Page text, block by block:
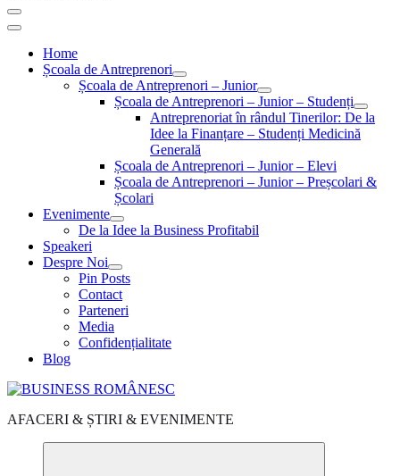
Home
Școala de Antreprenori
Școala de Antreprenori – Junior
Școala de Antreprenori – Junior – Studenți
Antreprenoriat în rândul Tinerilor: De la
Idee la Finanțare – Studenți Medicină
Generală
Școala de Antreprenori – Junior – Elevi
Școala de Antreprenori – Junior – Preșcolari &
Școlari
Evenimente
De la Idee la Business Profitabil
Speakeri
Despre Noi
Pin Posts
Contact
Parteneri
Media
Confidențialitate
Blog
AFACERI & ȘTIRI & EVENIMENTE